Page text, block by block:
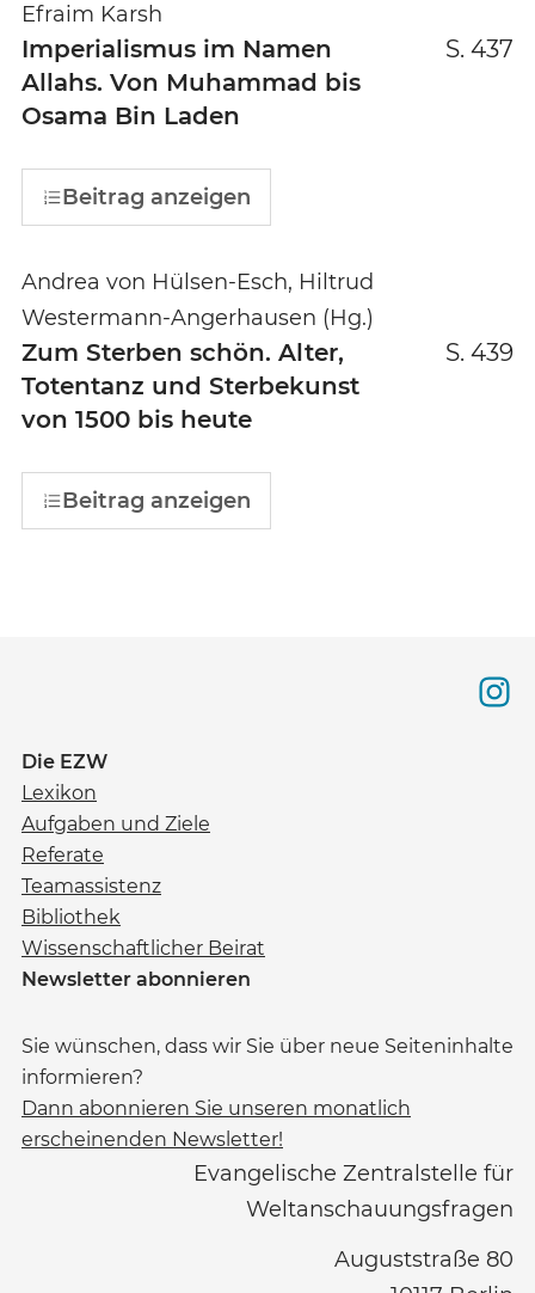
Efraim Karsh
Imperialismus im Namen
Allahs. Von Muhammad bis
Osama Bin Laden
S. 437
Beitrag anzeigen
Andrea von Hülsen-Esch, Hiltrud
Westermann-Angerhausen (Hg.)
Zum Sterben schön. Alter,
Totentanz und Sterbekunst
von 1500 bis heute
S. 439
Beitrag anzeigen
Die EZW
Lexikon
Aufgaben und Ziele
Referate
Teamassistenz
Bibliothek
Wissenschaftlicher Beirat
Newsletter abonnieren
Sie wünschen, dass wir Sie über neue Seiteninhalte
informieren?
Dann abonnieren Sie unseren monatlich
erscheinenden Newsletter!
Evangelische Zentralstelle für
Weltanschauungsfragen
Auguststraße 80